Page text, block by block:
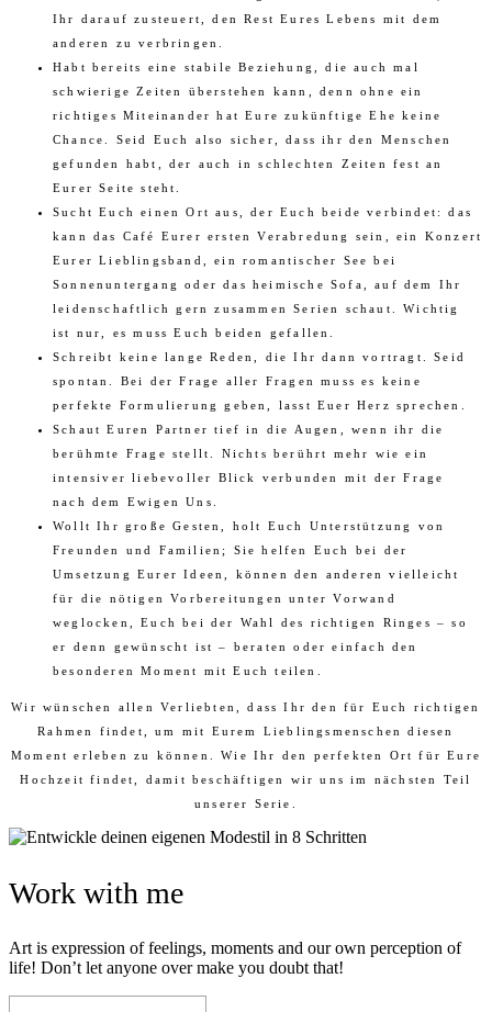
Ihr darauf zusteuert, den Rest Eures Lebens mit dem
anderen zu verbringen.
Habt bereits eine stabile Beziehung, die auch mal
schwierige Zeiten überstehen kann, denn ohne ein
richtiges Miteinander hat Eure zukünftige Ehe keine
Chance. Seid Euch also sicher, dass ihr den Menschen
gefunden habt, der auch in schlechten Zeiten fest an
Eurer Seite steht.
Sucht Euch einen Ort aus, der Euch beide verbindet: das
kann das Café Eurer ersten Verabredung sein, ein Konzert
Eurer Lieblingsband, ein romantischer See bei
Sonnenuntergang oder das heimische Sofa, auf dem Ihr
leidenschaftlich gern zusammen Serien schaut. Wichtig
ist nur, es muss Euch beiden gefallen.
Schreibt keine lange Reden, die Ihr dann vortragt. Seid
spontan. Bei der Frage aller Fragen muss es keine
perfekte Formulierung geben, lasst Euer Herz sprechen.
Schaut Euren Partner tief in die Augen, wenn ihr die
berühmte Frage stellt. Nichts berührt mehr wie ein
intensiver liebevoller Blick verbunden mit der Frage
nach dem Ewigen Uns.
Wollt Ihr große Gesten, holt Euch Unterstützung von
Freunden und Familien; Sie helfen Euch bei der
Umsetzung Eurer Ideen, können den anderen vielleicht
für die nötigen Vorbereitungen unter Vorwand
weglocken, Euch bei der Wahl des richtigen Ringes – so
er denn gewünscht ist – beraten oder einfach den
besonderen Moment mit Euch teilen.
Wir wünschen allen Verliebten, dass Ihr den für Euch richtigen
Rahmen findet, um mit Eurem Lieblingsmenschen diesen
Moment erleben zu können. Wie Ihr den perfekten Ort für Eure
Hochzeit findet, damit beschäftigen wir uns im nächsten Teil
unserer Serie.
Work with me
Art is expression of feelings, moments and our own perception of
life! Don’t let anyone over make you doubt that!